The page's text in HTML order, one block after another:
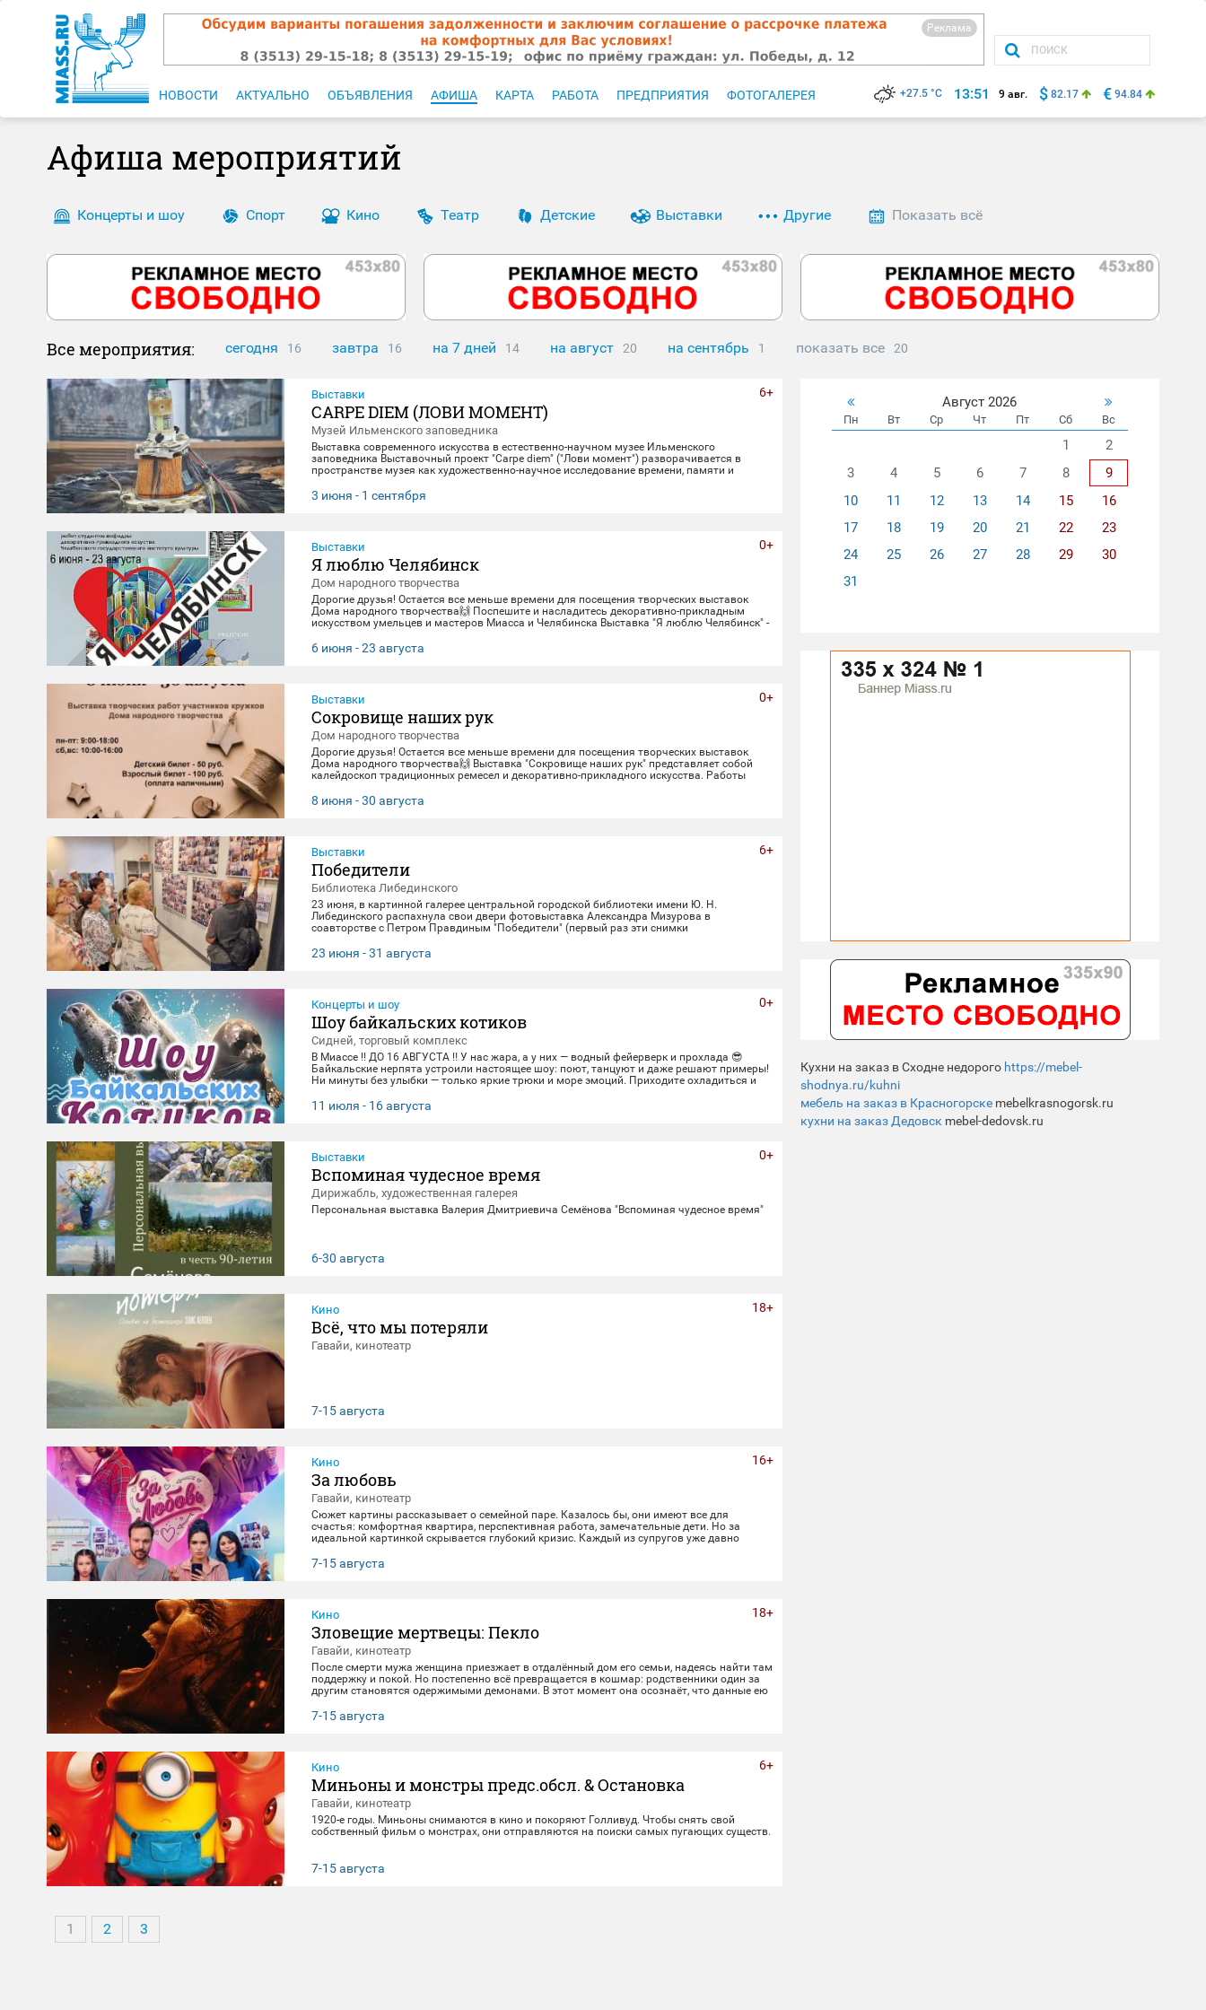
Реклама
НОВОСТИ АКТУАЛЬНО ОБЪЯВЛЕНИЯ АФИША КАРТА РАБОТА ПРЕДПРИЯТИЯ ФОТОГАЛЕРЕЯ +27.5 °C 13:51 9 авг. $ 82.17 € 94.84
Афиша мероприятий
Концерты и шоу Спорт Кино Театр Детские Выставки Другие Показать всё
Все мероприятия: сегодня 16 завтра 16 на 7 дней 14 на август 20 на сентябрь 1 показать все 20
Выставки
CARPE DIEM (ЛОВИ МОМЕНТ)
Музей Ильменского заповедника
Выставка современного искусства в естественно-научном музее Ильменского
заповедника Выставочный проект "Carpe diem" ("Лови момент") разворачивается в
пространстве музея как художественно-научное исследование времени, памяти и
концептуального искусства, экспозиция предлагает зрителю остановиться в моменте
"здесь и сейчас", чтобы заглянуть одновременно в далекое прошлое Земли и в её
3 июня - 1 сентября
6+
Выставки
Я люблю Челябинск
Дом народного творчества
Дорогие друзья! Остается все меньше времени для посещения творческих выставок
Дома народного творчества🙌 Поспешите и насладитесь декоративно-прикладным
искусством умельцев и мастеров Миасса и Челябинска Выставка "Я люблю Челябинск" -
декоративно-прикладного искусства ЧГИК. Увидеть представленные работы можно до
6 июня - 23 августа
0+
Выставки
Сокровище наших рук
Дом народного творчества
Дорогие друзья! Остается все меньше времени для посещения творческих выставок
Дома народного творчества🙌 Выставка "Сокровище наших рук" представляет собой
калейдоскоп традиционных ремесел и декоративно-прикладного искусства. Работы
творчества. Посетить выставку можно до 30 августа.
8 июня - 30 августа
0+
Выставки
Победители
Библиотека Либединского
23 июня, в картинной галерее центральной городской библиотеки имени Ю. Н.
Либединского распахнула свои двери фотовыставка Александра Мизурова в
соавторстве с Петром Правдиным "Победители" (первый раз эти снимки
и за каждым кадром 40 лет неустанной работы мастера, 40 лет трепетного
всматривания в лица, 40 лет благодарной памяти. На снимках - торжественные парады
23 июня - 31 августа
6+
Концерты и шоу
Шоу байкальских котиков
Сидней, торговый комплекс
В Миассе ‼️ ДО 16 АВГУСТА ‼️ У нас жара, а у них — водный фейерверк и прохлада 😎
Байкальские нерпята устроили настоящее шоу: поют, танцуют и даже решают примеры!
Ни минуты без улыбки — только яркие трюки и море эмоций. Приходите охладиться и
14:00, 16:00,18:30 Суббота и воскресенье 12:00,14:00,16:00,18:30 Понедельник-
вторник(Санитарный день) 📍 Ме
11 июля - 16 августа
0+
Выставки
Вспоминая чудесное время
Дирижабль, художественная галерея
Персональная выставка Валерия Дмитриевича Семёнова "Вспоминая чудесное время"
6-30 августа
0+
Кино
Всё, что мы потеряли
Гавайи, кинотеатр
7-15 августа
18+
Кино
За любовь
Гавайи, кинотеатр
Сюжет картины рассказывает о семейной паре. Казалось бы, они имеют все для
счастья: комфортная квартира, перспективная работа, замечательные дети. Но за
идеальной картинкой скрывается глубокий кризис. Каждый из супругов уже давно
получает бутылку с волшебным напитком. Теперь их жизнь — это увлекательное
приключение, полное неожиданных последствий сбывшихся желаний.
7-15 августа
16+
Кино
Зловещие мертвецы: Пекло
Гавайи, кинотеатр
После смерти мужа женщина приезжает в отдалённый дом его семьи, надеясь найти там
поддержку и покой. Но постепенно всё превращается в кошмар: родственники один за
другим становятся одержимыми демонами. В этот момент она осознаёт, что данные ею
7-15 августа
18+
Кино
Миньоны и монстры предс.обсл. & Остановка
Гавайи, кинотеатр
1920-е годы. Миньоны снимаются в кино и покоряют Голливуд. Чтобы снять свой
собственный фильм о монстрах, они отправляются на поиски самых пугающих существ.
7-15 августа
6+
1 2 3
Август 2026
Пн Вт Ср Чт Пт Сб Вс
1
2
3
4 5 6 7 8
9
10
11 12 13 14 15
16
17
18 19 20 21 22
23
24
25 26 27 28 29
30
31
Кухни на заказ в Сходне недорого https://mebel-
shodnya.ru/kuhni
мебель на заказ в Красногорске mebelkrasnogorsk.ru
кухни на заказ Дедовск mebel-dedovsk.ru